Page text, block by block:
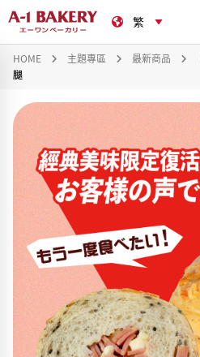
HOME 主題專區 最新商品
腿